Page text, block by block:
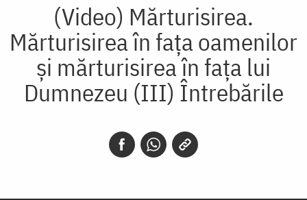
(Video) Mărturisirea.
Mărturisirea în fața oamenilor
și mărturisirea în fața lui
Dumnezeu (III) Întrebările